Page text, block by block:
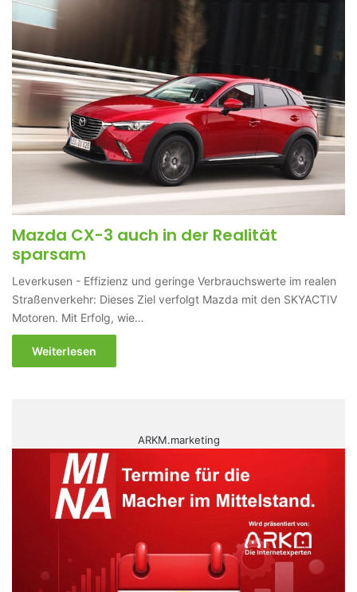
Mazda CX-3 auch in der Realität
sparsam
Leverkusen - Effizienz und geringe Verbrauchswerte im realen
Straßenverkehr: Dieses Ziel verfolgt Mazda mit den SKYACTIV
Motoren. Mit Erfolg, wie…
Weiterlesen
ARKM.marketing